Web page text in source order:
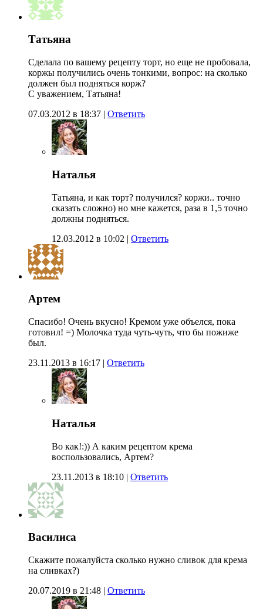
Татьяна
Сделала по вашему рецепту торт, но еще не пробовала,
коржы получились очень тонкими, вопрос: на сколько
должен был подняться корж?
С уважением, Татьяна!
07.03.2012 в 18:37 | Ответить
Наталья
Татьяна, и как торт? получился? коржи.. точно
сказать сложно) но мне кажется, раза в 1,5 точно
должны подняться.
12.03.2012 в 10:02 | Ответить
Артем
Спасибо! Очень вкусно! Кремом уже объелся, пока
готовил! =) Молочка туда чуть-чуть, что бы пожиже
был.
23.11.2013 в 16:17 | Ответить
Наталья
Во как!:)) А каким рецептом крема
воспользовались, Артем?
23.11.2013 в 18:10 | Ответить
Василиса
Скажите пожалуйста сколько нужно сливок для крема
на сливках?)
20.07.2019 в 21:48 | Ответить